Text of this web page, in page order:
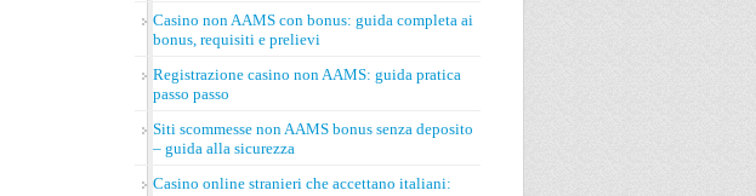
Casino non AAMS con bonus: guida completa ai
bonus, requisiti e prelievi
Registrazione casino non AAMS: guida pratica
passo passo
Siti scommesse non AAMS bonus senza deposito
– guida alla sicurezza
Casino online stranieri che accettano italiani: